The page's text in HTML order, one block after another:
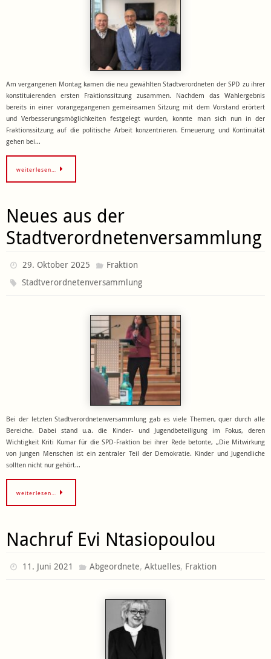
Am vergangenen Montag kamen die neu gewählten Stadtverordneten der SPD zu ihrer
konstituierenden ersten Fraktionssitzung zusammen. Nachdem das Wahlergebnis
bereits in einer vorangegangenen gemeinsamen Sitzung mit dem Vorstand erörtert
und Verbesserungsmöglichkeiten festgelegt wurden, konnte man sich nun in der
Fraktionssitzung auf die politische Arbeit konzentrieren. Erneuerung und Kontinuität
gehen bei…
weiterlesen…
Neues aus der
Stadtverordnetenversammlung
29. Oktober 2025
Fraktion
Stadtverordnetenversammlung
Bei der letzten Stadtverordnetenversammlung gab es viele Themen, quer durch alle
Bereiche. Dabei stand u.a. die Kinder- und Jugendbeteiligung im Fokus, deren
Wichtigkeit Kriti Kumar für die SPD-Fraktion bei ihrer Rede betonte, „Die Mitwirkung
von jungen Menschen ist ein zentraler Teil der Demokratie. Kinder und Jugendliche
sollten nicht nur gehört…
weiterlesen…
Nachruf Evi Ntasiopoulou
11. Juni 2021 Abgeordnete, Aktuelles, Fraktion